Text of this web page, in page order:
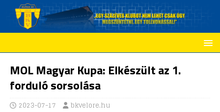
MOL Magyar Kupa: Elkészült az 1.
forduló sorsolása
2023-07-17 bkvelore.hu